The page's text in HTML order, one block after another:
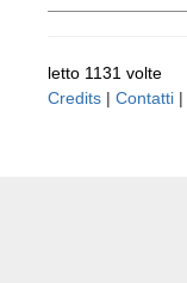
letto 1131 volte
Credits | Contatti |